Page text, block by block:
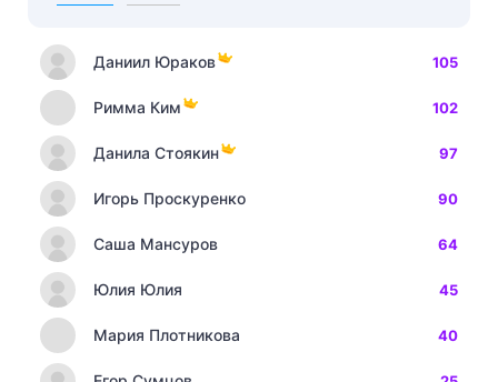
Даниил Юраков 105
Римма Ким 102
Данила Стоякин 97
Игорь Проскуренко 90
Саша Мансуров 64
Юлия Юлия 45
Мария Плотникова 40